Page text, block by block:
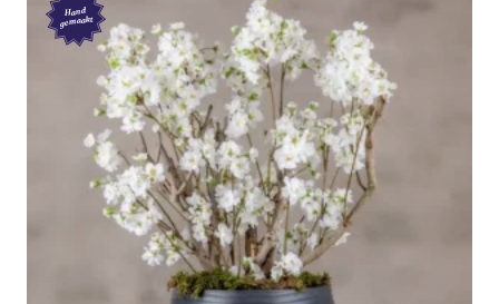
Hand
gemaakt